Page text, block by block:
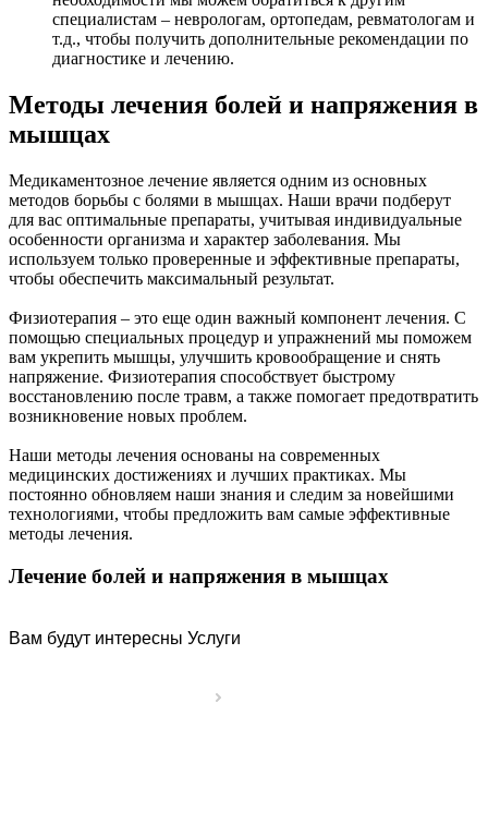
специалистам – неврологам, ортопедам, ревматологам и
т.д., чтобы получить дополнительные рекомендации по
диагностике и лечению.
Методы лечения болей и напряжения в
мышцах
Медикаментозное лечение является одним из основных
методов борьбы с болями в мышцах. Наши врачи подберут
для вас оптимальные препараты, учитывая индивидуальные
особенности организма и характер заболевания. Мы
используем только проверенные и эффективные препараты,
чтобы обеспечить максимальный результат.
Физиотерапия – это еще один важный компонент лечения. С
помощью специальных процедур и упражнений мы поможем
вам укрепить мышцы, улучшить кровообращение и снять
напряжение. Физиотерапия способствует быстрому
восстановлению после травм, а также помогает предотвратить
возникновение новых проблем.
Наши методы лечения основаны на современных
медицинских достижениях и лучших практиках. Мы
постоянно обновляем наши знания и следим за новейшими
технологиями, чтобы предложить вам самые эффективные
методы лечения.
Лечение болей и напряжения в мышцах
Вам будут интересны Услуги